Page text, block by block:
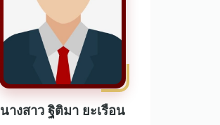
นางสาว ฐิติมา ยะเรือน